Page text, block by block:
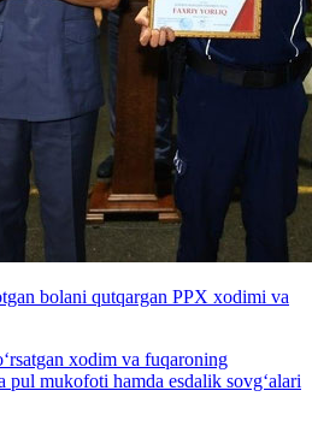
bolani qutqargan PPX xodimi va
xodim va fuqaroning
pul mukofoti hamda esdalik sovg‘alari